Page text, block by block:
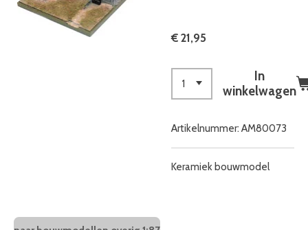
€ 21,95
In
winkelwagen
Artikelnummer: AM80073
Keramiek bouwmodel